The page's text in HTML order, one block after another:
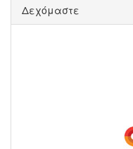
Δεχόμαστε